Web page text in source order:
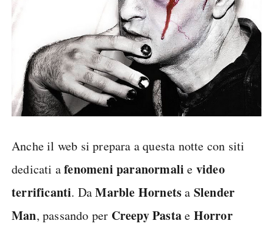
Anche il web si prepara a questa notte con siti
dedicati afenomeni paranormali e video
terrificanti. DaMarble Hornetsa Slender
Man, passando per Creepy Pastae Horror